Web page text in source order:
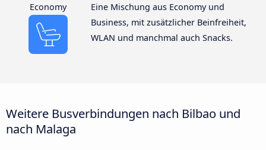
Economy
Eine Mischung aus Economy und
Business, mit zusätzlicher Beinfreiheit,
WLAN und manchmal auch Snacks.
Weitere Busverbindungen nach Bilbao und
nach Malaga